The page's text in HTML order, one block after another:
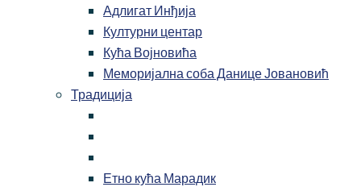
Адлигат Инђија
Културни центар
Кућа Војновића
Меморијална соба Данице Јовановић
Традиција
Етно кућа Марадик